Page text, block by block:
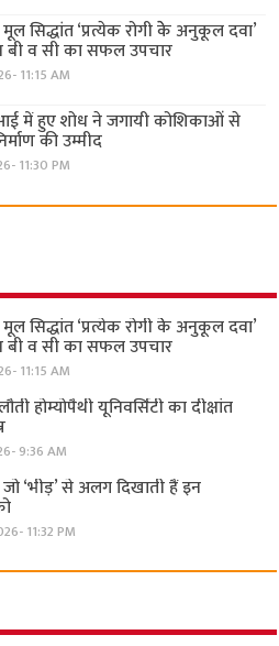
सिद्धांत ‘प्रत्येक रोगी केे अनुकूल दवा’
बी व सी का सफल उपचार
11:15 AM
में हुए शोध ने जगायी कोशिकाओं से
की उम्मीद
11:30 PM
सिद्धांत ‘प्रत्येक रोगी केे अनुकूल दवा’
बी व सी का सफल उपचार
11:15 AM
होम्योपैथी यूनिवर्सिटी का दीक्षांत
9:36 AM
‘भीड़’ से अलग दिखाती हैं इन
11:32 PM